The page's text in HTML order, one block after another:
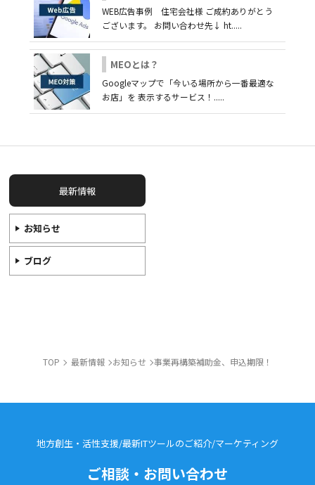
WEB広告事例 住宅会社様 ご成約ありがとう
ございます。 お問い合わせ先↓ ht.....
MEOとは？
Googleマップで「今いる場所から一番最適な
お店」を 表示するサービス！.....
最新情報
お知らせ
ブログ
TOP 最新情報 お知らせ 事業再構築補助金、申込期限！
地方創生・活性支援/最新ITツールのご紹介/マーケティング
ご相談・お問い合わせ